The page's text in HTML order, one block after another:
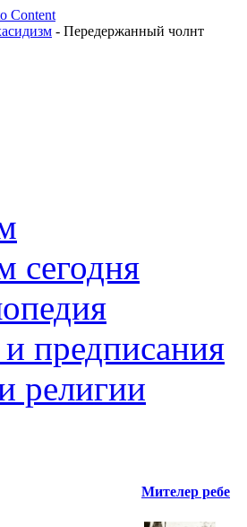
Content
- Передержанный чолнт
сегодня
предписания
религии
Мителер ребе